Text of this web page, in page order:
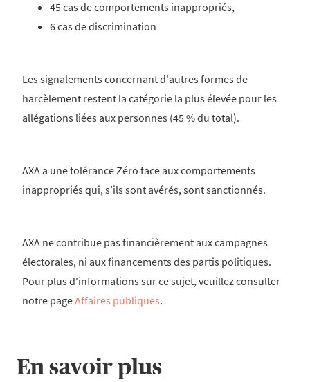
45 cas de comportements inappropriés,
6 cas de discrimination
Les signalements concernant d'autres formes de
harcèlement restent la catégorie la plus élevée pour les
allégations liées aux personnes (45 % du total).
AXA a une tolérance Zéro face aux comportements
inappropriés qui, s’ils sont avérés, sont sanctionnés.
AXA ne contribue pas financièrement aux campagnes
électorales, ni aux financements des partis politiques.
Pour plus d'informations sur ce sujet, veuillez consulter
notre pageAffaires publiques.
En savoir plus